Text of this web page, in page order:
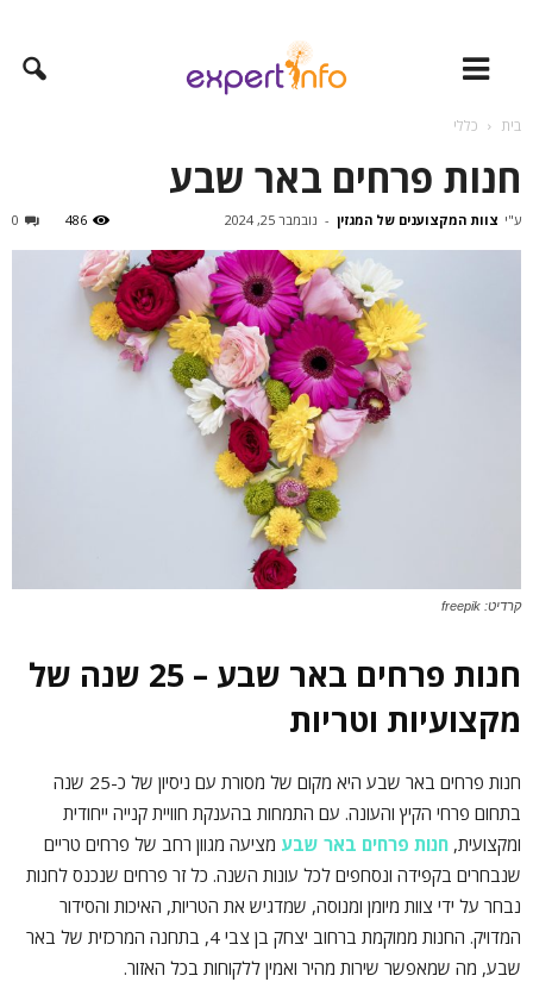
בית כללי
חנות פרחים באר שבע
ע"י צוות המקצוענים של המגזין - נובמבר 25, 2024 0 486
קרדיט: freepik
חנות פרחים באר שבע – 25 שנה של
מקצועיות וטריות
חנות פרחים באר שבע היא מקום של מסורת עם ניסיון של כ-25 שנה
בתחום פרחי הקיץ והעונה. עם התמחות בהענקת חוויית קנייה ייחודית
ומקצועית, חנות פרחים באר שבע מציעה מגוון רחב של פרחים טריים
שנבחרים בקפידה ונסחפים לכל עונות השנה. כל זר פרחים שנכנס לחנות
נבחר על ידי צוות מיומן ומנוסה, שמדגיש את הטריות, האיכות והסידור
המדויק. החנות ממוקמת ברחוב יצחק בן צבי 4, בתחנה המרכזית של באר
שבע, מה שמאפשר שירות מהיר ואמין ללקוחות בכל האזור.